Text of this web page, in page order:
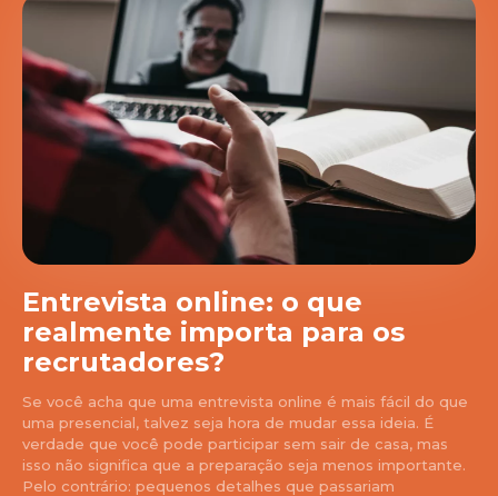
Entrevista online: o que
realmente importa para os
recrutadores?
Se você acha que uma entrevista online é mais fácil do que
uma presencial, talvez seja hora de mudar essa ideia. É
verdade que você pode participar sem sair de casa, mas
isso não significa que a preparação seja menos importante.
Pelo contrário: pequenos detalhes que passariam